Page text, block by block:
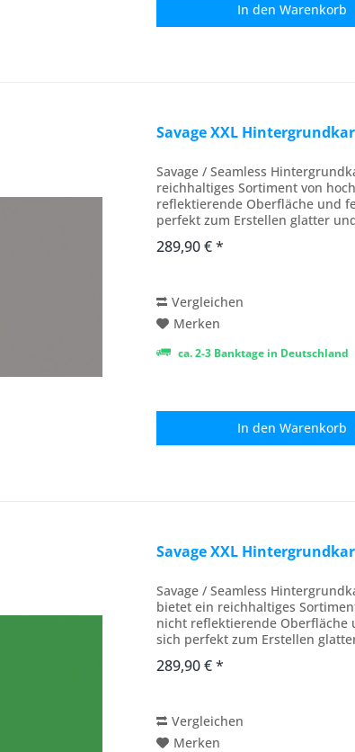
In den Warenkorb
Savage XXL
Savage / Seamless
reichhaltiges Sortiment von
reflektierende Oberfläche und
perfekt zum Erstellen glatter
289,90 € *
Vergleichen
Merken
ca. 2-3 Banktage in Deutschland
In den Warenkorb
Savage XXL
Savage / Seamless
bietet ein reichhaltiges
nicht reflektierende Oberfläche
sich perfekt zum Erstellen
289,90 € *
Vergleichen
Merken